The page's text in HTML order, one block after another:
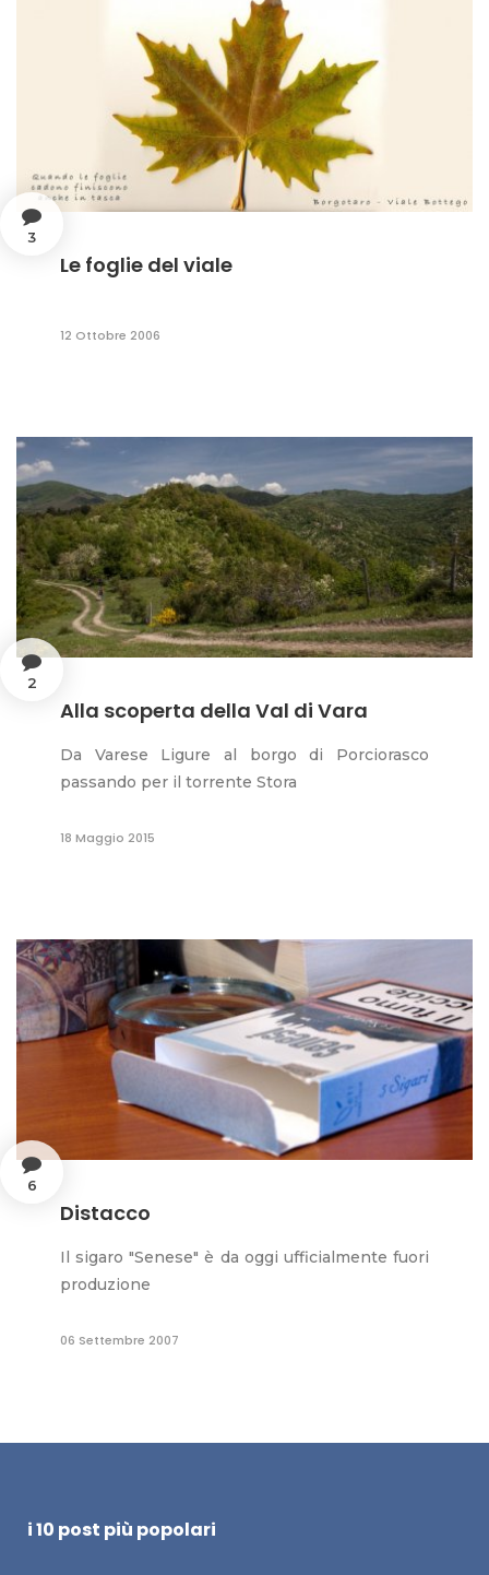
3
Le foglie del viale
12 Ottobre 2006
2
Alla scoperta della Val di Vara
Da Varese Ligure al borgo di Porciorasco
passando per il torrente Stora
18 Maggio 2015
6
Distacco
Il sigaro "Senese" è da oggi ufficialmente fuori
produzione
06 Settembre 2007
i 10 post più popolari